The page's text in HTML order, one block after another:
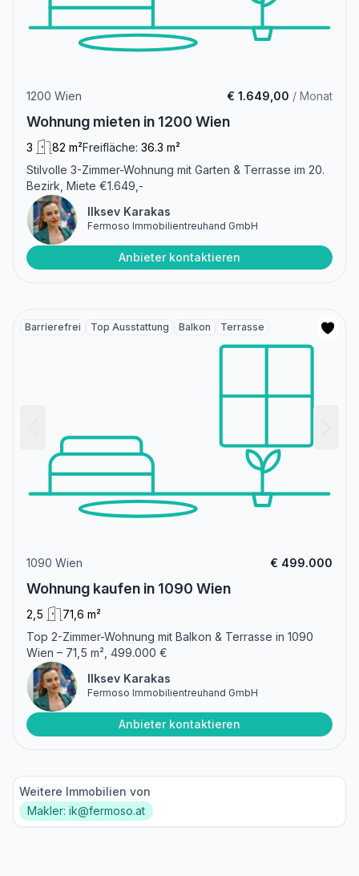
1200 Wien € 1.649,00 / Monat
Wohnung mieten in 1200 Wien
3 82 m²Freifläche: 36.3 m²
Stilvolle 3-Zimmer-Wohnung mit Garten & Terrasse im 20.
Bezirk, Miete €1.649,-
Ilksev Karakas
Fermoso Immobilientreuhand GmbH
Anbieter kontaktieren
Barrierefrei Top Ausstattung Balkon Terrasse
1090 Wien € 499.000
Wohnung kaufen in 1090 Wien
2,5
71,6 m²
Top 2-Zimmer-Wohnung mit Balkon & Terrasse in 1090
Wien – 71,5 m², 499.000 €
Ilksev Karakas
Fermoso Immobilientreuhand GmbH
Anbieter kontaktieren
Weitere Immobilien von
Makler: ik@fermoso.at